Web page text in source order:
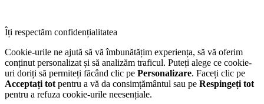
Îți respectăm confidențialitatea
Cookie-urile ne ajută să vă îmbunătățim experiența, să vă oferim
conținut personalizat și să analizăm traficul. Puteți alege ce cookie-
uri doriți să permiteți făcând clic pe Personalizare. Faceți clic pe
Acceptați tot pentru a vă da consimțământul sau pe Respingeți tot
pentru a refuza cookie-urile neesențiale.